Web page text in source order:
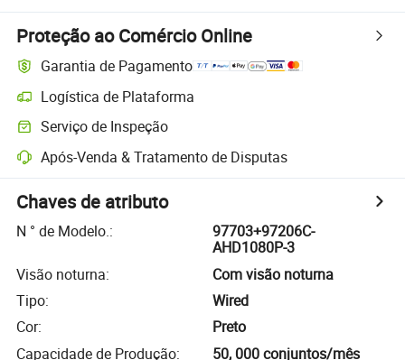
Proteção ao Comércio Online
Garantia de Pagamento
Logística de Plataforma
Serviço de Inspeção
Após-Venda & Tratamento de Disputas
Chaves de atributo
N ° de Modelo.:
97703+97206C-
AHD1080P-3
Visão noturna:
Com visão noturna
Tipo:
Wired
Cor:
Preto
Capacidade de Produção: 50, 000 conjuntos/mês